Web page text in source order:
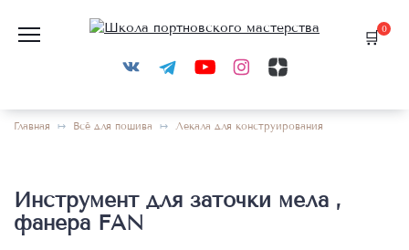
содержанию
0
Главная Всё для пошива Лекала для конструирования
Инструмент для заточки мела ,
фанера FAN